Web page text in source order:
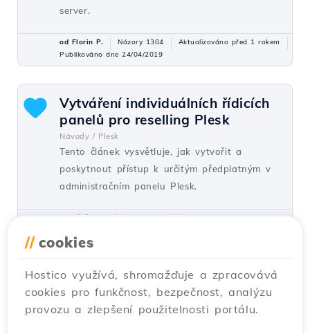
server.
od Florin P. Názory 1304
Aktualizováno před 1 rokem
Publikováno dne 24/04/2019
Vytváření individuálních řídicích
panelů pro reselling Plesk
Návody / Plesk
Tento článek vysvětluje, jak vytvořit a
poskytnout přístup k určitým předplatným v
administračním panelu Plesk.
od Cătălin A.
Názory 1272
Plesk DNS Nastavení
Návody / Plesk
Zjisti, jak upravit DNS záznamy v Plesku.
// cookies
Hostico využívá, shromažďuje a zpracovává
cookies pro funkčnost, bezpečnost, analýzu
provozu a zlepšení použitelnosti portálu.